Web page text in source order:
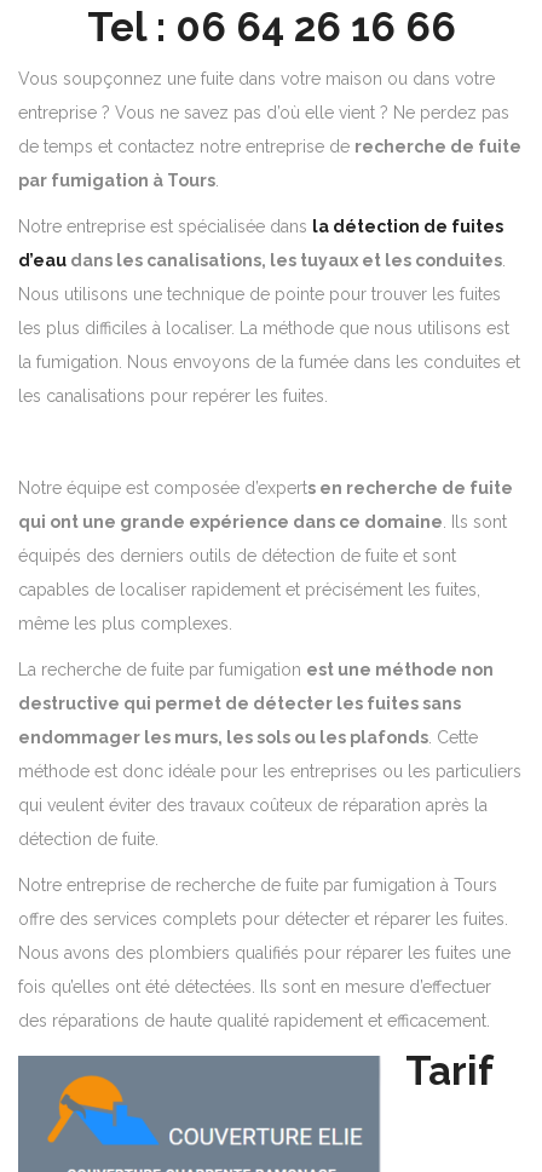
Tel : 06 64 26 16 66
Vous soupçonnez une fuite dans votre maison ou dans votre
entreprise ? Vous ne savez pas d’où elle vient ? Ne perdez pas
de temps et contactez notre entreprise de recherche de fuite
par fumigation à Tours
Notre entreprise est spécialisée dans la détection de fuites
d’eau dans les canalisations, les tuyaux et les conduites
Nous utilisons une technique de pointe pour trouver les fuites
les plus difficiles à localiser. La méthode que nous utilisons est
la fumigation. Nous envoyons de la fumée dans les conduites et
les canalisations pour repérer les fuites.
Notre équipe est composée d’experts en recherche de fuite
qui ont une grande expérience dans ce domaine . Ils sont
équipés des derniers outils de détection de fuite et sont
capables de localiser rapidement et précisément les fuites,
même les plus complexes.
La recherche de fuite par fumigation est une méthode non
destructive qui permet de détecter les fuites sans
endommager les murs, les sols ou les plafonds . Cette
méthode est donc idéale pour les entreprises ou les particuliers
qui veulent éviter des travaux coûteux de réparation après la
détection de fuite.
Notre entreprise de recherche de fuite par fumigation à Tours
offre des services complets pour détecter et réparer les fuites.
Nous avons des plombiers qualifiés pour réparer les fuites une
fois qu’elles ont été détectées. Ils sont en mesure d’effectuer
des réparations de haute qualité rapidement et efficacement.
Tarif